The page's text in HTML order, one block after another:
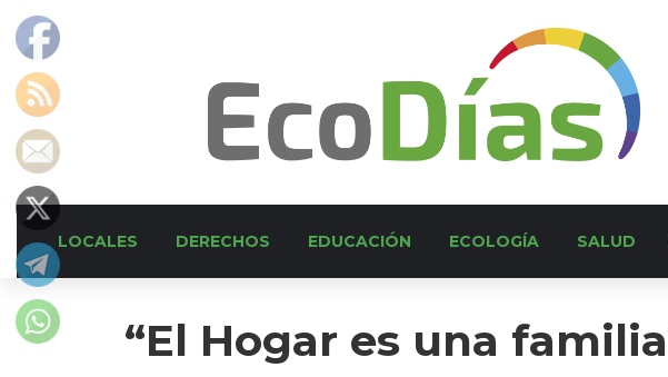
LOCALES DERECHOS EDUCACIÓN ECOLOGÍA SALUD
“El Hogar es una